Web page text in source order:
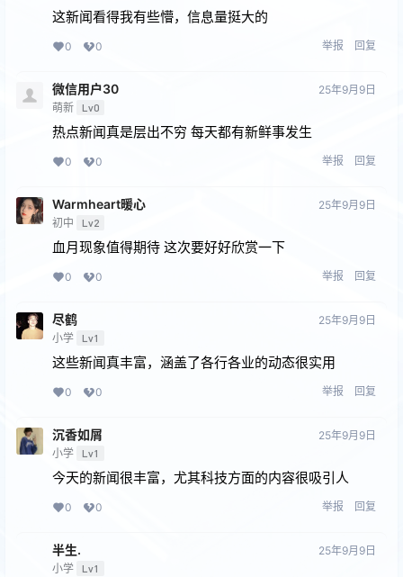
这新闻看得我有些懵，信息量挺大的
0 0 举报 回复
微信用户30
萌新 Lv0
25年9月9日
热点新闻真是层出不穷 每天都有新鲜事发生
0 0 举报 回复
Warmheart暖心
初中 Lv2
25年9月9日
血月现象值得期待 这次要好好欣赏一下
0 0 举报 回复
尽鹤
小学 Lv1
25年9月9日
这些新闻真丰富，涵盖了各行各业的动态很实用
0 0 举报 回复
沉香如屑
小学 Lv1
25年9月9日
今天的新闻很丰富，尤其科技方面的内容很吸引人
0 0 举报 回复
半生.
小学 Lv1
25年9月9日